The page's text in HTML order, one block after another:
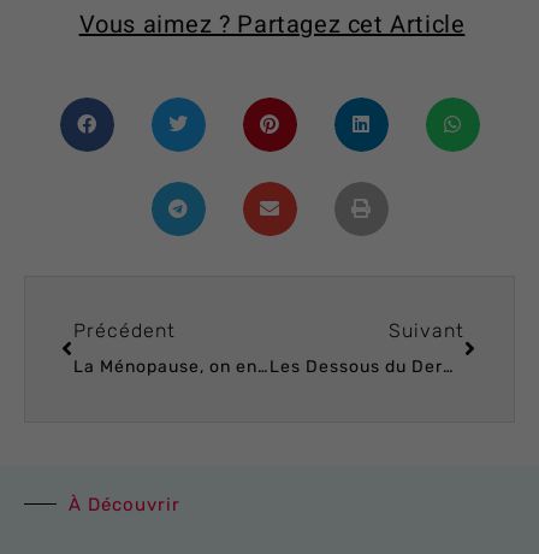
Vous aimez ? Partagez cet Article
Précédent
La Ménopause, on en parle ?
Suivant
Les Dessous du Dermaplaning…
À Découvrir